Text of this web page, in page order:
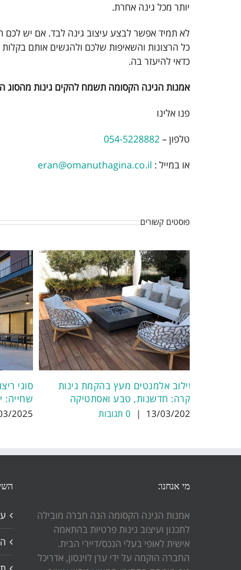
יותר מכל גינה אחרת.
לא תמיד אפשר לבצע עיצוב גינה לבד. אם יש לכם
כל הרצונות והשאיפות שלכם ולהגשים אותם בקלות
כדאי להיעזר בה.
אמנות הגינה הקסומה תשמח להקים גינות מהסוג
פנו אלינו
טלפון –054-5228882
או במייל : eran@omanuthagina.co.il
פוסטים קשורים
סוגי
שחייה:
2025
שילוב אלמנטים מעץ בהקמת גינות
יוקרה: חדשנות, טבע ואסתטיקה
13/03/2025
| 0 תגובות
מי אנחנו:
אמנות הגינה הקסומה הנה חברה מובילה
לתכנון ועיצוב גינות פרטיות בהתאמה
אישית לאופי בעלי הנכס/דיירי הבית.
החברה הוקמה על ידי ערן לוינסון, אדריכל